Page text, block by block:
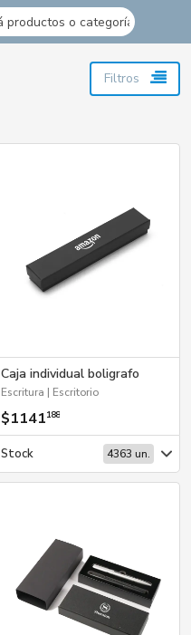
Filtros
Caja individual boligrafo
Escritura | Escritorio
$1141188
Stock 4363 un.